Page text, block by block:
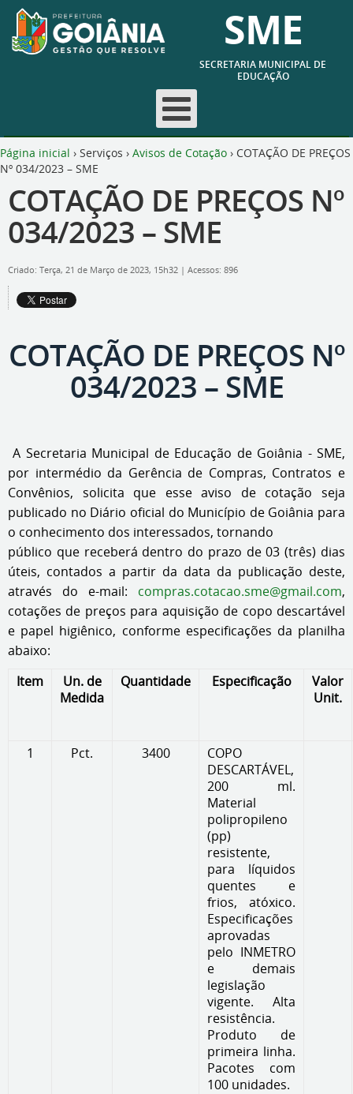
SME
SECRETARIA MUNICIPAL DE
EDUCAÇÃO
Página inicial › Serviços › Avisos de Cotação › COTAÇÃO DE PREÇOS
Nº 034/2023 – SME
COTAÇÃO DE PREÇOS Nº
034/2023 – SME
Criado: Terça, 21 de Março de 2023, 15h32 | Acessos: 896
COTAÇÃO DE PREÇOS Nº
034/2023 – SME
A Secretaria Municipal de Educação de Goiânia - SME,
por intermédio da Gerência de Compras, Contratos e
Convênios, solicita que esse aviso de cotação seja
publicado no Diário oficial do Município de Goiânia para
o conhecimento dos interessados, tornando
público que receberá dentro do prazo de 03 (três) dias
úteis, contados a partir da data da publicação deste,
através do e-mail: compras.cotacao.sme@gmail.com,
cotações de preços para aquisição de copo descartável
e papel higiênico, conforme especificações da planilha
abaixo:
Item
Un. de
Medida
Quantidade Especificação
Valor
Unit.
1 Pct. 3400
COPO
DESCARTÁVEL,
200 ml.
Material
polipropileno
(pp)
resistente,
para líquidos
quentes e
frios, atóxico.
Especificações
aprovadas
pelo INMETRO
e demais
legislação
vigente. Alta
resistência.
Produto de
primeira linha.
Pacotes com
100 unidades.